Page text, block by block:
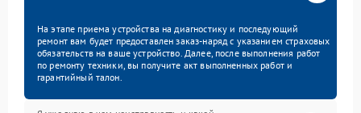
На этапе приема устройства на диагностику и последующий
ремонт вам будет предоставлен заказ-наряд с указанием страховых
обязательств на ваше устройство. Далее, после выполнения работ
по ремонту техники, вы получите акт выполненных работ и
гарантийный талон.